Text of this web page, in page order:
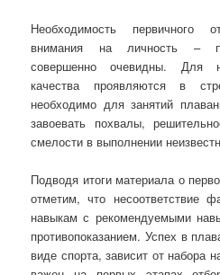
Необходимость первичного
внимания на личность –
совершенно очевидны. Для
качества проявляются в
необходимо для занятий
завоевать похвалы,
смелости в выполнении
Подводя итоги материала о
отметим, что несоответствие
навыкам с рекомендуемыми
противопоказанием. Успех в
виде спорта, зависит от набора